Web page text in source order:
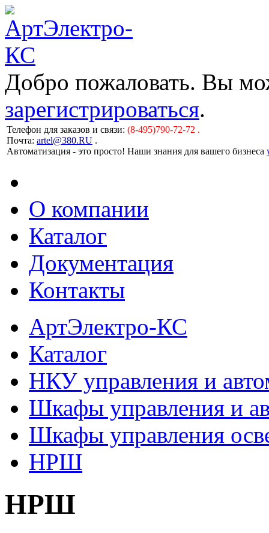
Добро пожаловать. Вы
зарегистрироваться.
Телефон для заказов и связи: (8-495)790-72-72 .
Почта: artel@380.RU .
Автоматизация - это просто! Наши знания для вашего бизнеса
О компании
Каталог
Документация
Контакты
АртЭлектро-КС
Каталог
НКУ управления и
Шкафы управления и
Шкафы управления
НРШ
НРШ